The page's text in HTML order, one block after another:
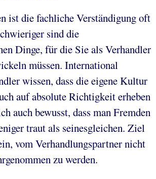
ist die fachliche Verständigung oft
sind die
Dinge, für die Sie als Verhandler
müssen. International
wissen, dass die eigene Kultur
auf absolute Richtigkeit erheben
auch bewusst, dass man Fremden
traut als seinesgleichen. Ziel
vom Verhandlungspartner nicht
zu werden.